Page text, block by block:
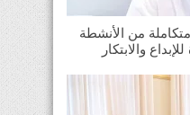
من الأنشطة
والابتكار